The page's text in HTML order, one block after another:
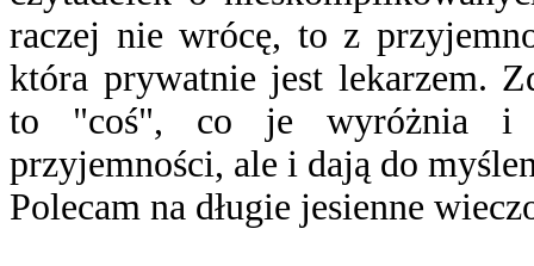
raczej nie wrócę, to z
która prywatnie jest lekarzem.
to "coś", co je wyróżnia i
przyjemności, ale i dają do
Polecam na długie jesienne